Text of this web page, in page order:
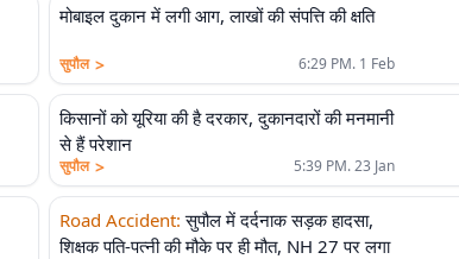
मोबाइल दुकान में लगी आग, लाखों की संपत्ति की क्षति
सुपौल > 6:29 PM. 1 Feb
किसानों को यूरिया की है दरकार, दुकानदारों की मनमानी
से हैं परेशान
सुपौल > 5:39 PM. 23 Jan
Road Accident: सुपौल में दर्दनाक सड़क हादसा,
शिक्षक पति-पत्नी की मौके पर ही मौत, NH 27 पर लगा